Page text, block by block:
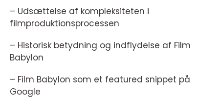
– Udsættelse af kompleksiteten i
filmproduktionsprocessen
– Historisk betydning og indflydelse af Film
Babylon
– Film Babylon som et featured snippet på
Google